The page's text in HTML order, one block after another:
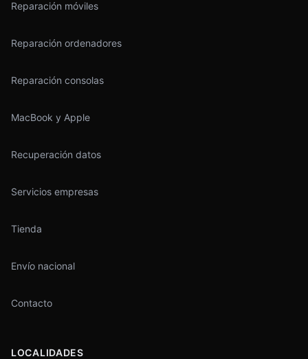
Reparación móviles
Reparación ordenadores
Reparación consolas
MacBook y Apple
Recuperación datos
Servicios empresas
Tienda
Envío nacional
Contacto
LOCALIDADES